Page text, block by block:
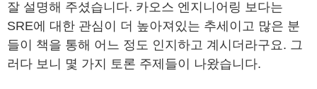
잘 설명해 주셨습니다. 카오스 엔지니어링 보다는
SRE에 대한 관심이 더 높아져있는 추세이고 많은 분
들이 책을 통해 어느 정도 인지하고 계시더라구요. 그
러다 보니 몇 가지 토론 주제들이 나왔습니다.